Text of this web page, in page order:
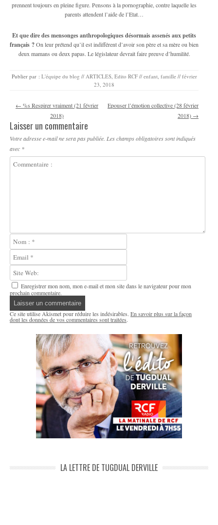
prennent toujours en pleine figure. Pensons à la pornographie, contre laquelle les
parents attendent l’aide de l’Etat…
Et que dire des mensonges anthropologiques désormais assenés aux petits
français ?On leur prétend qu’il est indifférent d’avoir son père et sa mère ou bien
deux mamans ou deux papas. Le législateur devrait faire preuve d’humilité.
Publier par : L'équipe du blog // ARTICLES, Edito RCF // enfant, famille // février
23, 2018
Navigation des articles
← %s Respirer vraiment (21 février
2018)
Epouser l’émotion collective (28 février
2018) →
Laisser un commentaire
Votre adresse e-mail ne sera pas publiée. Les champs obligatoires sont indiqués
avec *
Enregistrer mon nom, mon e-mail et mon site dans le navigateur pour mon
prochain commentaire.
Ce site utilise Akismet pour réduire les indésirables. En savoir plus sur la façon
dont les données de vos commentaires sont traitées.
LA LETTRE DE TUGDUAL DERVILLE